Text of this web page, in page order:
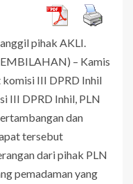
pihak AKLI.
– Kamis
III DPRD Inhil
III DPRD Inhil, PLN
dan
tersebut
dari pihak PLN
pemadaman yang